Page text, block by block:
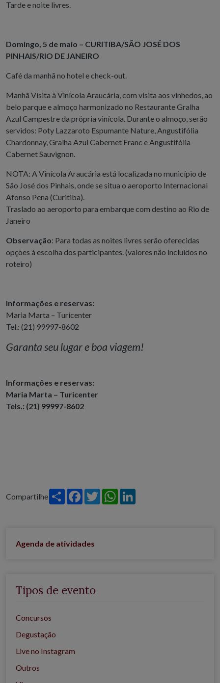
Tarde e noite livres.
Domingo, 5 de maio – CURITIBA/SÃO JOSÉ DOS
PINHAIS/RIO DE JANEIRO
Café da manhã no hotel e check-out.
Manhã Visita à Vinícola Araucária, com visita aos vinhedos, ao
belo parque e almoço harmonizado no Restaurante Gralha
Azul Campestre da própria vinícola. Durante o almoço, serão
servidos: Poty Lazzaroto Espumante Nature, Angustifólia
Chardonnay, Gralha Azul Cabernet Franc e Angustifólia
Cabernet Sauvignon.
NOTA: A Vinícola Araucária está localizada no município de
São José dos Pinhais, onde se situa o aeroporto Internacional
Afonso Pena (Curitiba).
Traslado ao aeroporto para embarque com destino ao Rio de
Janeiro
Observação: Para todas as noites livres serão oferecidas
opções à escolha dos participantes. (valores não incluídos no
roteiro)
Informações e reservas:
Maria Marta – Turicenter
Tel.: (21) 99997-8602
Garanta seu lugar e boa viagem!
Informações e reservas:
Maria Marta – Turicenter
Tels.: (21) 99997-8602
Compartilhe Share Facebook
TwitterWhatsApp
Agenda de atividades
Tipos de evento
Concursos
Degustação
Live no Instagram
Outros